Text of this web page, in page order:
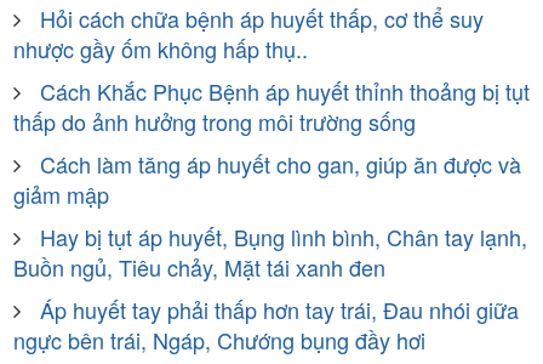
Hỏi cách chữa bệnh áp huyết thấp, cơ thể suy
nhược gầy ốm không hấp thụ..
Cách Khắc Phục Bệnh áp huyết thỉnh thoảng bị tụt
thấp do ảnh hưởng trong môi trường sống
Cách làm tăng áp huyết cho gan, giúp ăn được và
giảm mập
Hay bị tụt áp huyết, Bụng lình bình, Chân tay lạnh,
Buồn ngủ, Tiêu chảy, Mặt tái xanh đen
Áp huyết tay phải thấp hơn tay trái, Đau nhói giữa
ngực bên trái, Ngáp, Chướng bụng đầy hơi